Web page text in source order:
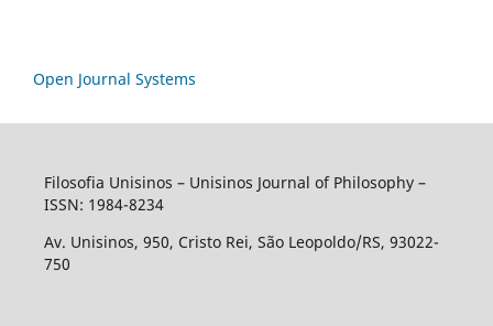
Open Journal Systems
Filosofia Unisinos – Unisinos Journal of Philosophy –
ISSN: 1984-8234
Av. Unisinos, 950, Cristo Rei, São Leopoldo/RS, 93022-
750